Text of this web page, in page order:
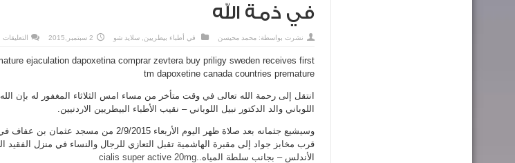
في ذمة الله
نشرت بواسطة: محمد محيسن في أطباء بيطريين سلايد شو 2 سبتمبر,2015 التعليقات
ejaculation dapoxetina comprar zevtera buy priligy sweden receives first
tm dapoxetine canada countries premature
انتقل إلى رحمة الله تعالى في وقت متأخر من مساء امس الثلاثاء المغفور له بإن
اللوباني والد الدكتور نبيل اللوباني – نقيب الأطباء البيطريين الاردنيين.
وسيشيع جثمانه بعد صلاة ظهر اليوم الأربعاء 2/9/
قرب مخابز جواد إلى مقبرة الهاشمية تقبل التعازي للرجال والنساء في منزل الفقيد
الأندلس – بجانب سلطة المياه..cialis super active 20mg